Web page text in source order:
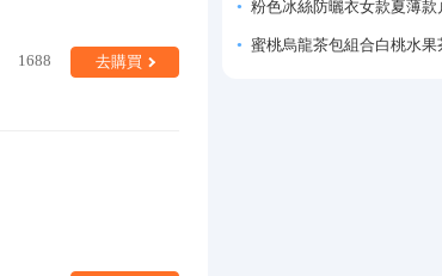
1688 去購買